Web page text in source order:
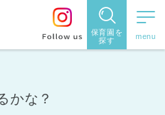
保育園を
探す
保育園を探す
駅かな？